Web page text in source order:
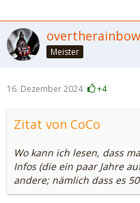
overtherainbow
Meister
16. Dezember 2024 +4
Zitat von CoCo
Wo kann ich lesen, dass
Infos (die ein paar Jahre
andere; nämlich dass es